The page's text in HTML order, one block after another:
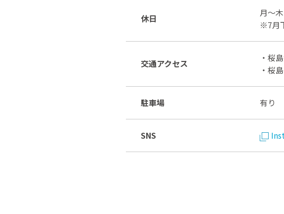
休日
月～木
※7月
交通アクセス
・桜
・桜
駐車場 有り
SNS